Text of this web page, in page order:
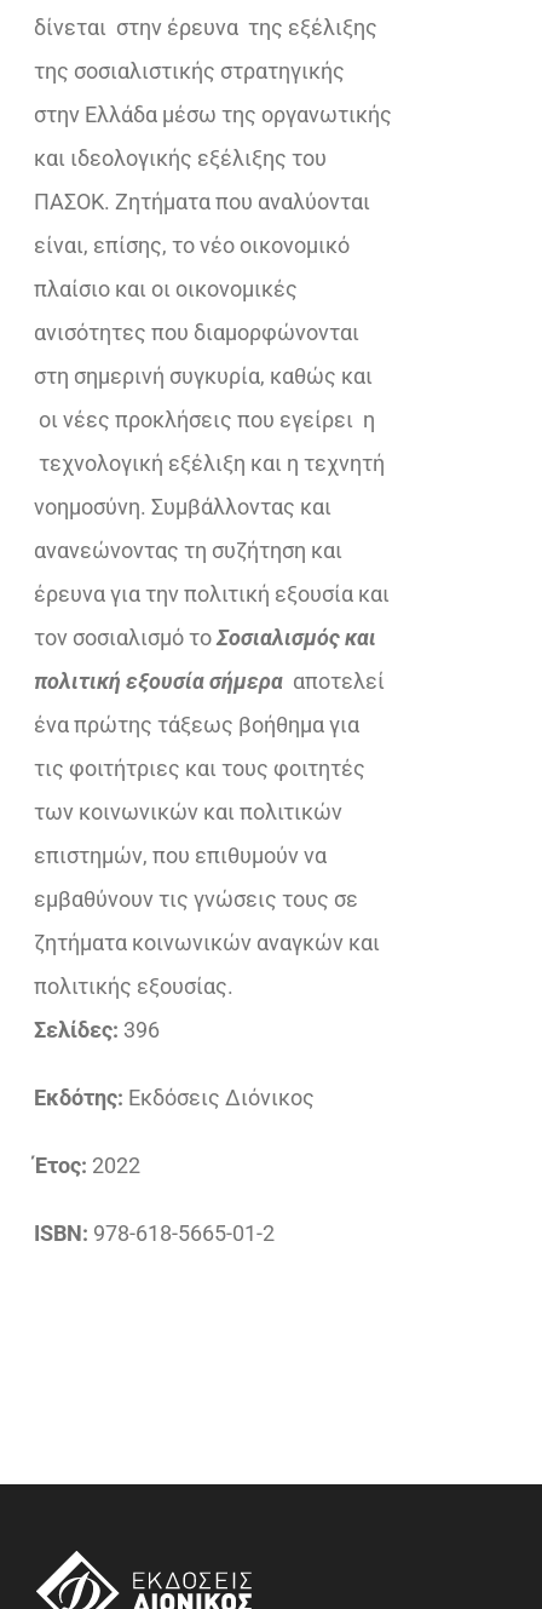
δίνεται στην έρευνα της εξέλιξης
της σοσιαλιστικής στρατηγικής
στην Ελλάδα μέσω της οργανωτικής
και ιδεολογικής εξέλιξης του
ΠΑΣΟΚ. Ζητήματα που αναλύονται
είναι, επίσης, το νέο οικονομικό
πλαίσιο και οι οικονομικές
ανισότητες που διαμορφώνονται
στη σημερινή συγκυρία, καθώς και
οι νέες προκλήσεις που εγείρει η
τεχνολογική εξέλιξη και η τεχνητή
νοημοσύνη. Συμβάλλοντας και
ανανεώνοντας τη συζήτηση και
έρευνα για την πολιτική εξουσία και
τον σοσιαλισμό τοΣοσιαλισμός και
πολιτική εξουσία σήμερα αποτελεί
ένα πρώτης τάξεως βοήθημα για
τις φοιτήτριες και τους φοιτητές
των κοινωνικών και πολιτικών
επιστημών, που επιθυμούν να
εμβαθύνουν τις γνώσεις τους σε
ζητήματα κοινωνικών αναγκών και
πολιτικής εξουσίας.
Σελίδες: 396
Εκδότης: Εκδόσεις Διόνικος
Έτος: 2022
ISBN: 978-618-5665-01-2